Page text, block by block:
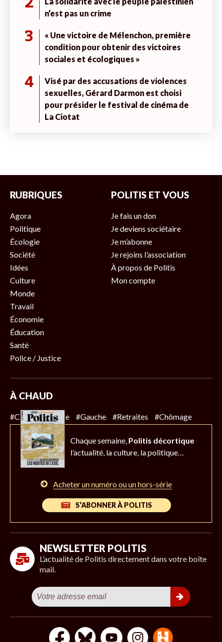
n’est pas un crime
3
« Une victoire de Mélenchon, première
condition pour obtenir des victoires
sociales et écologiques »
4
Visé par des accusations de violences
sexuelles, Gérard Darmon est choisi
pour présider le festival de cinéma de
La Ciotat
RUBRIQUES
Agora
Politique
Écologie
Société
Idées
Culture
Monde
Travail
Économie
Éducation
Santé
Police / Justice
POLITIS ET VOUS
Je fais un don
Je deviens sociétaire
Je m’abonne
Je rejoins l’association
À propos de Politis
Mon compte
À CHAUD
#Climat #Police #Gauche #Retraites #Chômage
Chaque semaine, Politis décortique
l’actualité, la culture, la politique…
Acheter un numéro ou un hors-série
S’ABONNER À POLITIS
NEWSLETTER POLITIS
L’actualité de Politis directement dans votre boîte
mail.